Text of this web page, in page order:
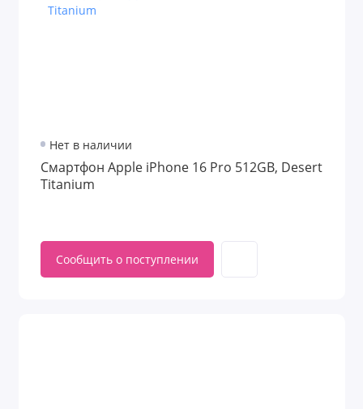
Нет в наличии
Смартфон Apple iPhone 16 Pro 512GB, Desert
Titanium
Сообщить о поступлении